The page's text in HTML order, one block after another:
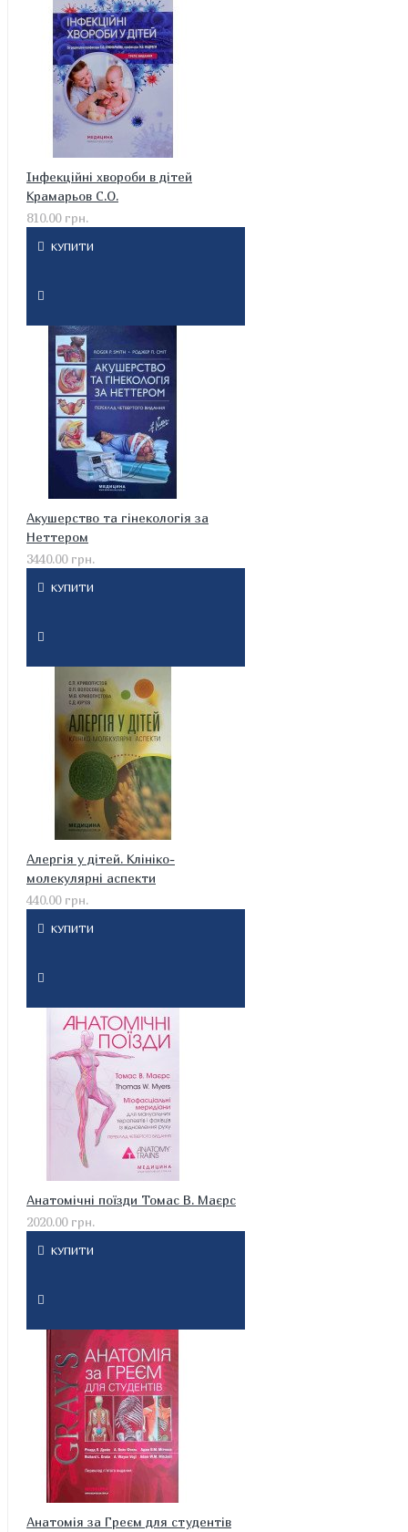
Інфекційні хвороби в дітей
Крамарьов С.О.
810.00 грн.
КУПИТИ
Акушерство та гінекологія за
Неттером
3440.00 грн.
КУПИТИ
Алергія у дітей. Клініко-
молекулярні аспекти
440.00 грн.
КУПИТИ
Анатомічні поїзди Томас В. Маєрс
2020.00 грн.
КУПИТИ
Анатомія за Греєм для студентів